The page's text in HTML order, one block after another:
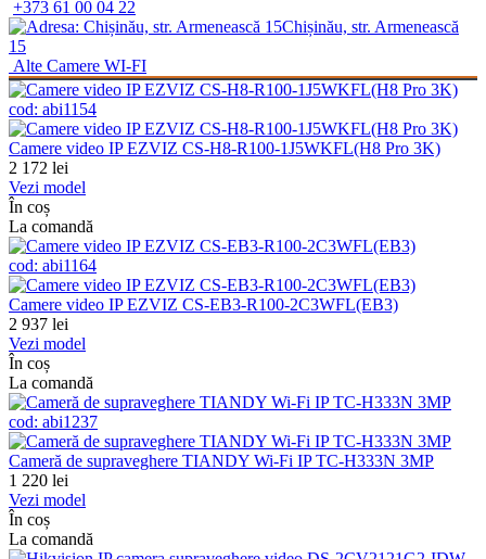
+373 61 00 04 22
Chișinău, str. Armenească
15
Alte Camere WI-FI
cod: abi1154
Camere video IP EZVIZ CS-H8-R100-1J5WKFL(H8 Pro 3K)
2 172 lei
Vezi model
În coș
La comandă
cod: abi1164
Camere video IP EZVIZ CS-EB3-R100-2C3WFL(EB3)
2 937 lei
Vezi model
În coș
La comandă
cod: abi1237
Cameră de supraveghere TIANDY Wi-Fi IP TC-H333N 3MP
1 220 lei
Vezi model
În coș
La comandă